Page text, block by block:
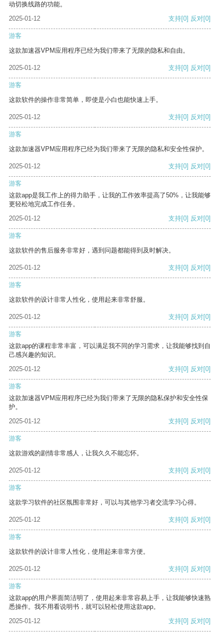
动切换线路的功能。
2025-01-12
支持[0] 反对[0]
游客
这款加速器VPM应用程序已经为我们带来了无限的隐私和自由。
2025-01-12 支持[0] 反对[0]
游客
这款软件的操作非常简单，即使是小白也能快速上手。
2025-01-12 支持[0] 反对[0]
游客
这款加速器VPM应用程序已经为我们带来了无限的隐私和安全性保护。
2025-01-12 支持[0] 反对[0]
游客
这款app是我工作上的得力助手，让我的工作效率提高了50%，让我能够
更轻松地完成工作任务。
2025-01-12
支持[0] 反对[0]
游客
这款软件的售后服务非常好，遇到问题都能得到及时解决。
2025-01-12 支持[0] 反对[0]
游客
这款软件的设计非常人性化，使用起来非常舒服。
2025-01-12 支持[0] 反对[0]
游客
这款app的课程非常丰富，可以满足我不同的学习需求，让我能够找到自
己感兴趣的知识。
2025-01-12
支持[0] 反对[0]
游客
这款加速器VPM应用程序已经为我们带来了无限的隐私保护和安全性保
护。
2025-01-12
支持[0] 反对[0]
游客
这款游戏的剧情非常感人，让我久久不能忘怀。
2025-01-12 支持[0] 反对[0]
游客
这款学习软件的社区氛围非常好，可以与其他学习者交流学习心得。
2025-01-12 支持[0] 反对[0]
游客
这款软件的设计非常人性化，使用起来非常方便。
2025-01-12 支持[0] 反对[0]
游客
这款app的用户界面简洁明了，使用起来非常容易上手，让我能够快速熟
悉操作。我不用看说明书，就可以轻松使用这款app。
2025-01-12
支持[0] 反对[0]